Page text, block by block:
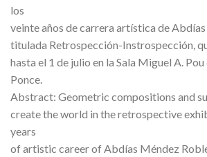
los
veinte años de carrera artística de
titulada Retrospección-Instrospección,
hasta el 1 de julio en la Sala Miguel A. Pou
Ponce.
Abstract: Geometric compositions and
create the world in the retrospective
years
of artistic career of Abdías Méndez